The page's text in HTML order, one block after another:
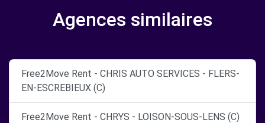
Agences similaires
Free2Move Rent - CHRIS AUTO SERVICES - FLERS-
EN-ESCREBIEUX (C)
Free2Move Rent - CHRYS - LOISON-SOUS-LENS (C)